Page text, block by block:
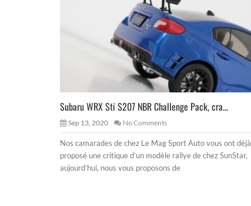
Subaru WRX Sti S207 NBR Challenge Pack, cra...
Sep 13, 2020 No Comments
Nos camarades de chez Le Mag Sport Auto vous ont déjà
proposé une critique d’un modèle rallye de chez SunStar,
aujourd’hui, nous vous proposons de